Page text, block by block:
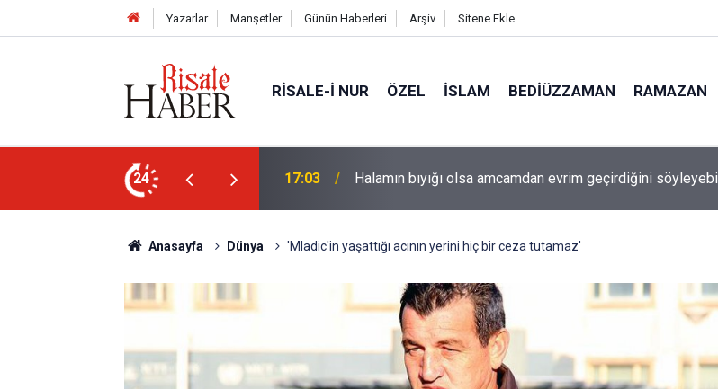
Yazarlar Manşetler Günün Haberleri Arşiv Sitene Ekle
RISALE-I NUR ÖZEL İSLAM BEDIÜZZAMAN RAMAZAN
24
geçirdiğini söyleyebilir miydik? 16:05 Güneş Tutulması 12 Ağustos'ta: Türkiye'den görülecek mi?
Anasayfa Dünya 'Mladic'in yaşattığı acının yerini hiç bir ceza tutamaz'